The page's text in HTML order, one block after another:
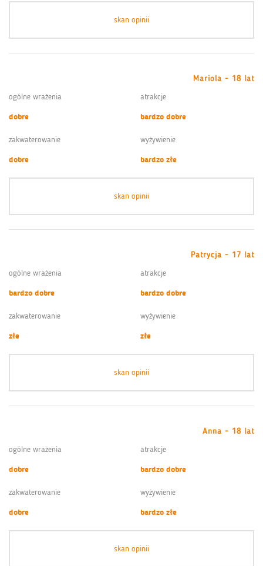
skan opinii
Mariola - 18 lat
ogólne wrażenia
dobre
atrakcje
bardzo dobre
zakwaterowanie
dobre
wyżywienie
bardzo złe
skan opinii
Patrycja - 17 lat
ogólne wrażenia
bardzo dobre
atrakcje
bardzo dobre
zakwaterowanie
złe
wyżywienie
złe
skan opinii
Anna - 18 lat
ogólne wrażenia
dobre
atrakcje
bardzo dobre
zakwaterowanie
dobre
wyżywienie
bardzo złe
skan opinii